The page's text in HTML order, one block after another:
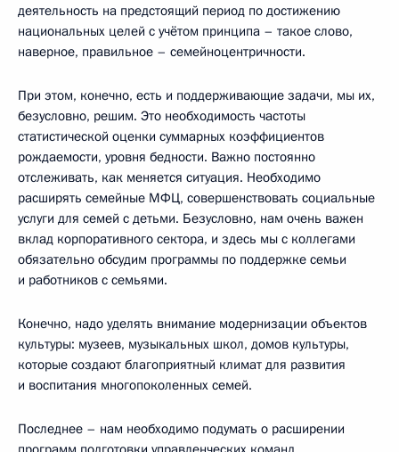
деятельность на предстоящий период по достижению
национальных целей с учётом принципа – такое слово,
наверное, правильное – семейноцентричности.
При этом, конечно, есть и поддерживающие задачи, мы их,
безусловно, решим. Это необходимость частоты
статистической оценки суммарных коэффициентов
рождаемости, уровня бедности. Важно постоянно
отслеживать, как меняется ситуация. Необходимо
расширять семейные МФЦ, совершенствовать социальные
услуги для семей с детьми. Безусловно, нам очень важен
вклад корпоративного сектора, и здесь мы с коллегами
обязательно обсудим программы по поддержке семьи
и работников с семьями.
Конечно, надо уделять внимание модернизации объектов
культуры: музеев, музыкальных школ, домов культуры,
которые создают благоприятный климат для развития
и воспитания многопоколенных семей.
Последнее – нам необходимо подумать о расширении